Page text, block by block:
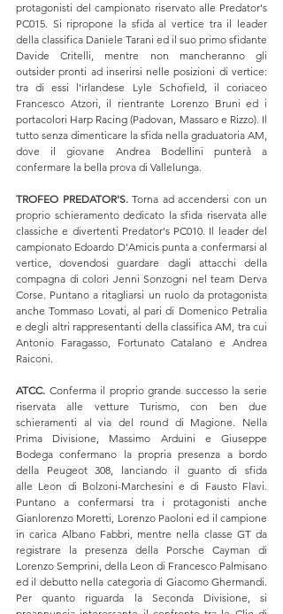
protagonisti del campionato riservato alle Predator's
PC015. Si ripropone la sfida al vertice tra il leader
della classifica Daniele Tarani ed il suo primo sfidante
Davide Critelli, mentre non mancheranno gli
outsider pronti ad inserirsi nelle posizioni di vertice:
tra di essi l'irlandese Lyle Schofield, il coriaceo
Francesco Atzori, il rientrante Lorenzo Bruni ed i
portacolori Harp Racing (Padovan, Massaro e Rizzo). Il
tutto senza dimenticare la sfida nella graduatoria AM,
dove il giovane Andrea Bodellini punterà a
confermare la bella prova di Vallelunga.
TROFEO PREDATOR'S. Torna ad accendersi con un
proprio schieramento dedicato la sfida riservata alle
classiche e divertenti Predator's PC010. Il leader del
campionato Edoardo D'Amicis punta a confermarsi al
vertice, dovendosi guardare dagli attacchi della
compagna di colori Jenni Sonzogni nel team Derva
Corse. Puntano a ritagliarsi un ruolo da protagonista
anche Tommaso Lovati, al pari di Domenico Petralia
e degli altri rappresentanti della classifica AM, tra cui
Antonio Faragasso, Fortunato Catalano e Andrea
Raiconi.
ATCC. Conferma il proprio grande successo la serie
riservata alle vetture Turismo, con ben due
schieramenti al via del round di Magione. Nella
Prima Divisione, Massimo Arduini e Giuseppe
Bodega confermano la propria presenza a bordo
della Peugeot 308, lanciando il guanto di sfida
alle Leon di Bolzoni-Marchesini e di Fausto Flavi.
Puntano a confermarsi tra i protagonisti anche
Gianlorenzo Moretti, Lorenzo Paoloni ed il campione
in carica Albano Fabbri, mentre nella classe GT da
registrare la presenza della Porsche Cayman di
Lorenzo Semprini, della Leon di Francesco Palmisano
ed il debutto nella categoria di Giacomo Ghermandi.
Per quanto riguarda la Seconda Divisione, si